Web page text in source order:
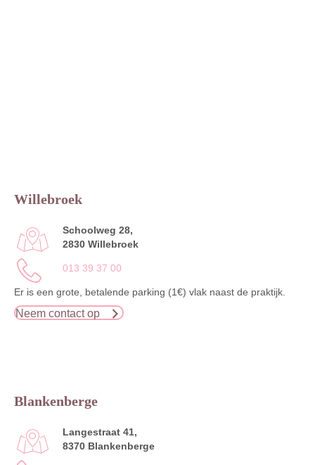
Willebroek
Schoolweg 28,
2830 Willebroek
013 39 37 00
Er is een grote, betalende parking (1€) vlak naast de praktijk.
Neem contact op
Blankenberge
Langestraat 41,
8370 Blankenberge